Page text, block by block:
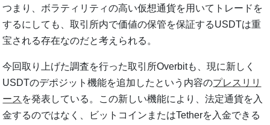
つまり、ボラティリティの高い仮想通貨を用いてトレードを
するにしても、取引所内で価値の保管を保証するUSDTは重
宝される存在なのだと考えられる。
今回取り上げた調査を行った取引所Overbitも、現に新しく
USDTのデポジット機能を追加したという内容のプレスリリ
ース を発表している。この新しい機能により、法定通貨を入
金するのではなく、ビットコインまたはTetherを入金できる